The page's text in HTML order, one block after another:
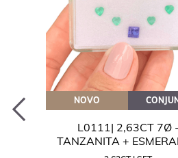
NOVO
L0111| 2,63CT 7Ø -
TANZANITA +